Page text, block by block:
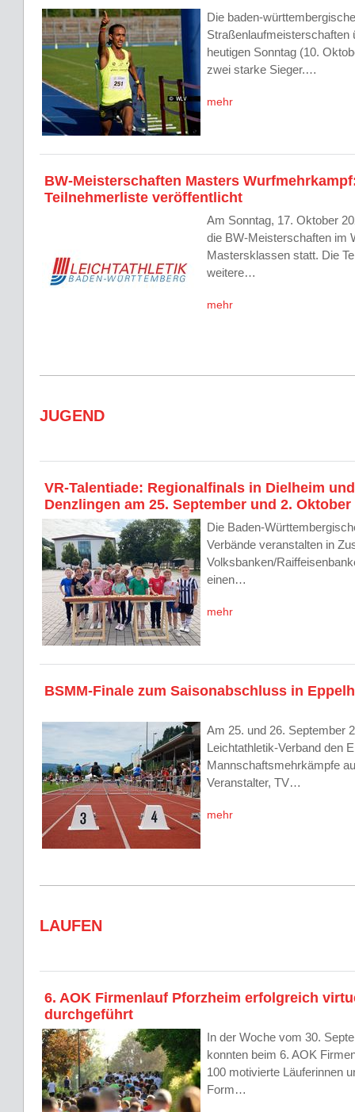
Die baden-
Straßenlaufmeisterschaften
heutigen Sonntag (10.
zwei starke Sieger.…
mehr
BW-Meisterschaften Masters
Teilnehmerliste veröffentlicht
Am Sonntag, 17. Oktober
die BW-Meisterschaften im
Mastersklassen statt. Die
weitere…
mehr
JUGEND
VR-Talentiade: Regionalfinals in Dielheim und
Denzlingen am 25. September und 2. Oktober
Die Baden-
Verbände veranstalten in
Volksbanken/
einen…
mehr
BSMM-Finale zum Saisonabschluss in
Am 25. und 26. September
Leichtathletik-Verband den
Mannschaftsmehrkämpfe
Veranstalter, TV…
mehr
LAUFEN
6. AOK Firmenlauf Pforzheim erfolgreich
durchgeführt
In der Woche vom 30.
konnten beim 6. AOK
100 motivierte Läuferinnen
Form…